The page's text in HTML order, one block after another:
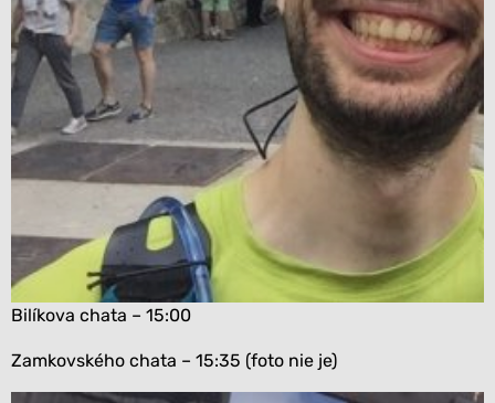
Bilíkova chata – 15:00
Zamkovského chata – 15:35 (foto nie je)